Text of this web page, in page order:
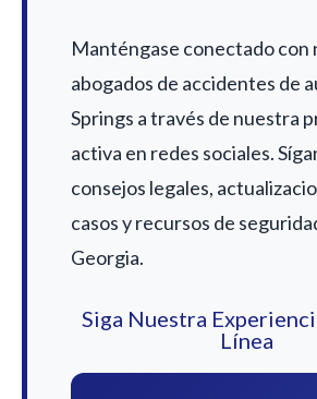
Manténgase conectado con
abogados de accidentes de
Springs a través de nuestra
activa en redes sociales.
consejos legales,
casos y recursos de
Georgia.
Siga Nuestra
Línea